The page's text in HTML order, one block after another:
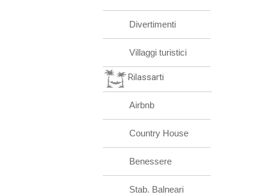
Divertimenti
Villaggi turistici
Rilassarti
Airbnb
Country House
Benessere
Stab. Balneari